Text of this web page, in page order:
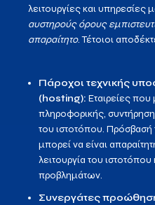
λειτουργίες και υπηρεσίες
αυστηρούς όρους
απαραίτητο. Τέτοιοι
Πάροχοι τεχνικής
(hosting): Εταιρείες
πληροφορικής,
του ιστοτόπου.
μπορεί να είναι
λειτουργία του
προβλημάτων.
Συνεργάτες